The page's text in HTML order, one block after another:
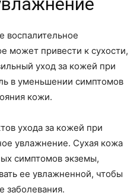
воспалительное
может привести к сухости,
уход за кожей при
в уменьшении симптомов
кожи.
ухода за кожей при
увлажнение. Сухая кожа
симптомов экземы,
ее увлажненной, чтобы
заболевания.